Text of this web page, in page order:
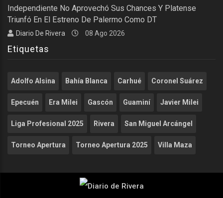
Independiente No Aprovechó Sus Chances Y Platense
Triunfó En El Estreno De Palermo Como DT
Diario De Rivera 08 Ago 2026
Etiquetas
Adolfo Alsina Bahía Blanca Carhué Coronel Suárez
Epecuén Era Milei Gascón Guaminí Javier Milei
Liga Profesional 2025 Rivera San Miguel Arcángel
Torneo Apertura Torneo Apertura 2025 Villa Maza